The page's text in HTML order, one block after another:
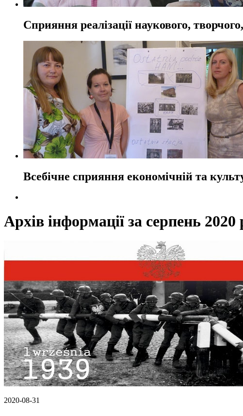
Сприяння реалізації наукового,
Всебічне сприяння економічній та
Архів інформації за серпень 2020
2020-08-31